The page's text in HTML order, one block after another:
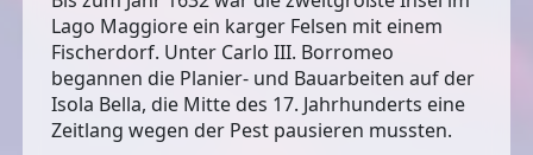
Lago Maggiore ein karger Felsen mit einem
Fischerdorf. Unter Carlo III. Borromeo
begannen die Planier- und Bauarbeiten auf der
Isola Bella, die Mitte des 17. Jahrhunderts eine
Zeitlang wegen der Pest pausieren mussten.